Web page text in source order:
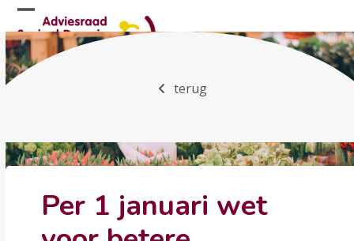
Skip
to
content
Open
mobile
menu
Close
mobile
menu
terug
Per 1 januari wet